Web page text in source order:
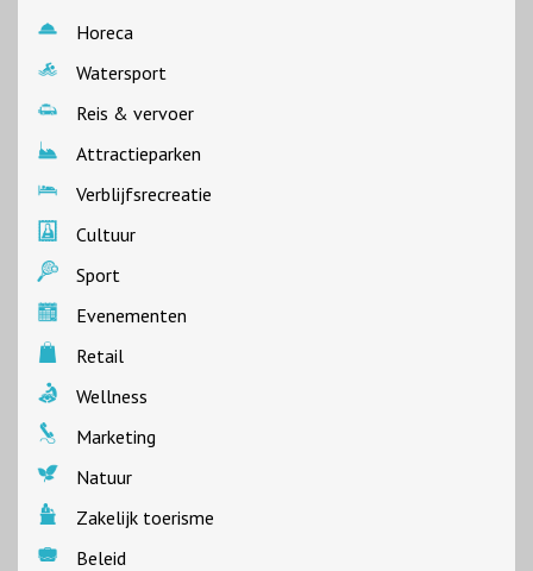
Horeca
Watersport
Reis & vervoer
Attractieparken
Verblijfsrecreatie
Cultuur
Sport
Evenementen
Retail
Wellness
Marketing
Natuur
Zakelijk toerisme
Beleid